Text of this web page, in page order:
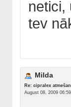
netici,
tev
Milda
Re: cipralex
August 08, 2009